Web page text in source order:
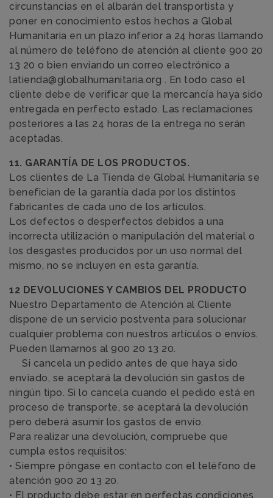
circunstancias en el albarán del transportista y
poner en conocimiento estos hechos a Global
Humanitaria en un plazo inferior a 24 horas llamando
al número de teléfono de atención al cliente 900 20
13 20 o bien enviando un correo electrónico a
latienda@globalhumanitaria.org . En todo caso el
cliente debe de verificar que la mercancía haya sido
entregada en perfecto estado. Las reclamaciones
posteriores a las 24 horas de la entrega no serán
aceptadas.
11. GARANTÍA DE LOS PRODUCTOS.
Los clientes de La Tienda de Global Humanitaria se
benefician de la garantía dada por los distintos
fabricantes de cada uno de los artículos.
Los defectos o desperfectos debidos a una
incorrecta utilización o manipulación del material o
los desgastes producidos por un uso normal del
mismo, no se incluyen en esta garantía.
12 DEVOLUCIONES Y CAMBIOS DEL PRODUCTO
Nuestro Departamento de Atención al Cliente
dispone de un servicio postventa para solucionar
cualquier problema con nuestros artículos o envíos.
Pueden llamarnos al 900 20 13 20.
Si cancela un pedido antes de que haya sido
enviado, se aceptará la devolución sin gastos de
ningún tipo. Si lo cancela cuando el pedido está en
proceso de transporte, se aceptará la devolución
pero deberá asumir los gastos de envío.
Para realizar una devolución, compruebe que
cumpla estos requisitos:
• Siempre póngase en contacto con el teléfono de
atención 900 20 13 20.
• El producto debe estar en perfectas condiciones,